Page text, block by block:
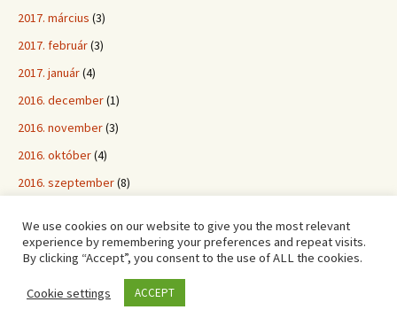
2017. március (3)
2017. február(3)
2017. január(4)
2016. december(1)
2016. november(3)
2016. október(4)
2016. szeptember(8)
2016. július(3)
2016. június (4)
2016. május(7)
We use cookies on our website to give you the most relevant
experience by remembering your preferences and repeat visits.
By clicking “Accept”, you consent to the use of ALL the cookies.
Cookie settings ACCEPT